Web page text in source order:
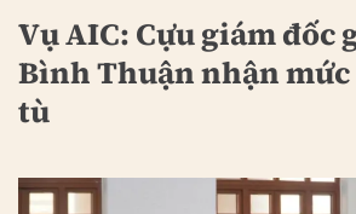
Vụ AIC: Cựu giám đốc
Bình Thuận nhận mức
tù